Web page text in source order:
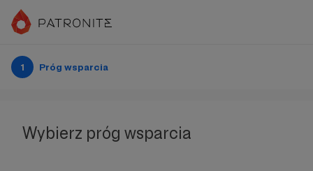
1 Próg wsparcia
Wybierz próg wsparcia